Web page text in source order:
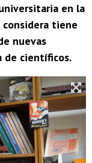
en la
considera tiene
nuevas
de científicos.